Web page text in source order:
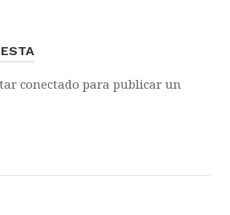
conectado para publicar un